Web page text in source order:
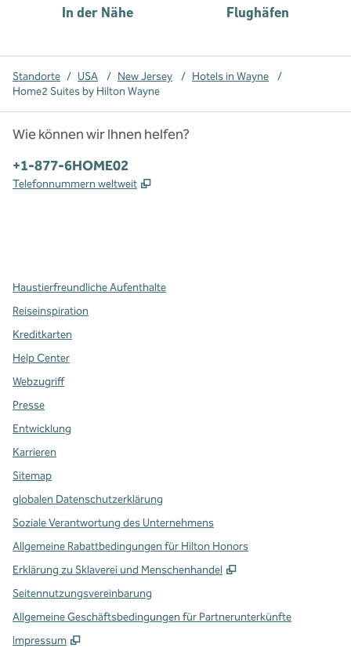
In der Nähe Flughäfen
Standorte / USA / New Jersey / Hotels in Wayne
/
Home2 Suites by Hilton Wayne
Wie können wir Ihnen helfen?
Telefon:
+1-877-6HOME02
Telefonnummern weltweit ,
Haustierfreundliche Aufenthalte
Reiseinspiration
Kreditkarten
Help Center
Webzugriff
Presse
Entwicklung
Karrieren
Sitemap
globalen Datenschutzerklärung
Soziale Verantwortung des Unternehmens
Allgemeine Rabattbedingungen für Hilton Honors
Erklärung zu Sklaverei und Menschenhandel
,
Seitennutzungsvereinbarung
Allgemeine Geschäftsbedingungen für Partnerunterkünfte
Impressum